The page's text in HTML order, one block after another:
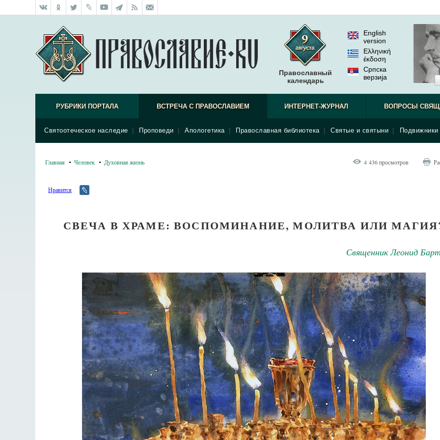
Православный
календарь
English
version
Ελληνική
έκδοση
Српска
верзиjа
РУБРИКИ ПОРТАЛА ВСТРЕЧА С ПРАВОСЛАВИЕМ
Святоотеческое наследие Проповеди Апологетика Православная библиотека Святые и святыни Подвижники
ИНТЕРНЕТ-ЖУРНАЛ ВОПРОСЫ
Главная Человек Духовная жизнь 4 436 просмотров
Нравится
СВЕЧА В ХРАМЕ: ВОСПОМИНАНИЕ, МОЛИТВА ИЛИ
Священник Леонид
Как найти своё место в жизни
Кирилл Мурышев
Великомученик Георгий Победоносец. Научись у
святого
Роман Котов Чего ждет от нас Бог. 10 заповедей
Святитель Николай